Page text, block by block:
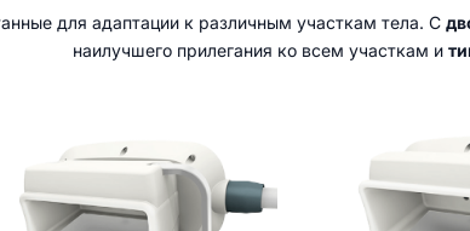
для адаптации к различным участкам тела. С
наилучшего прилегания ко всем участкам и